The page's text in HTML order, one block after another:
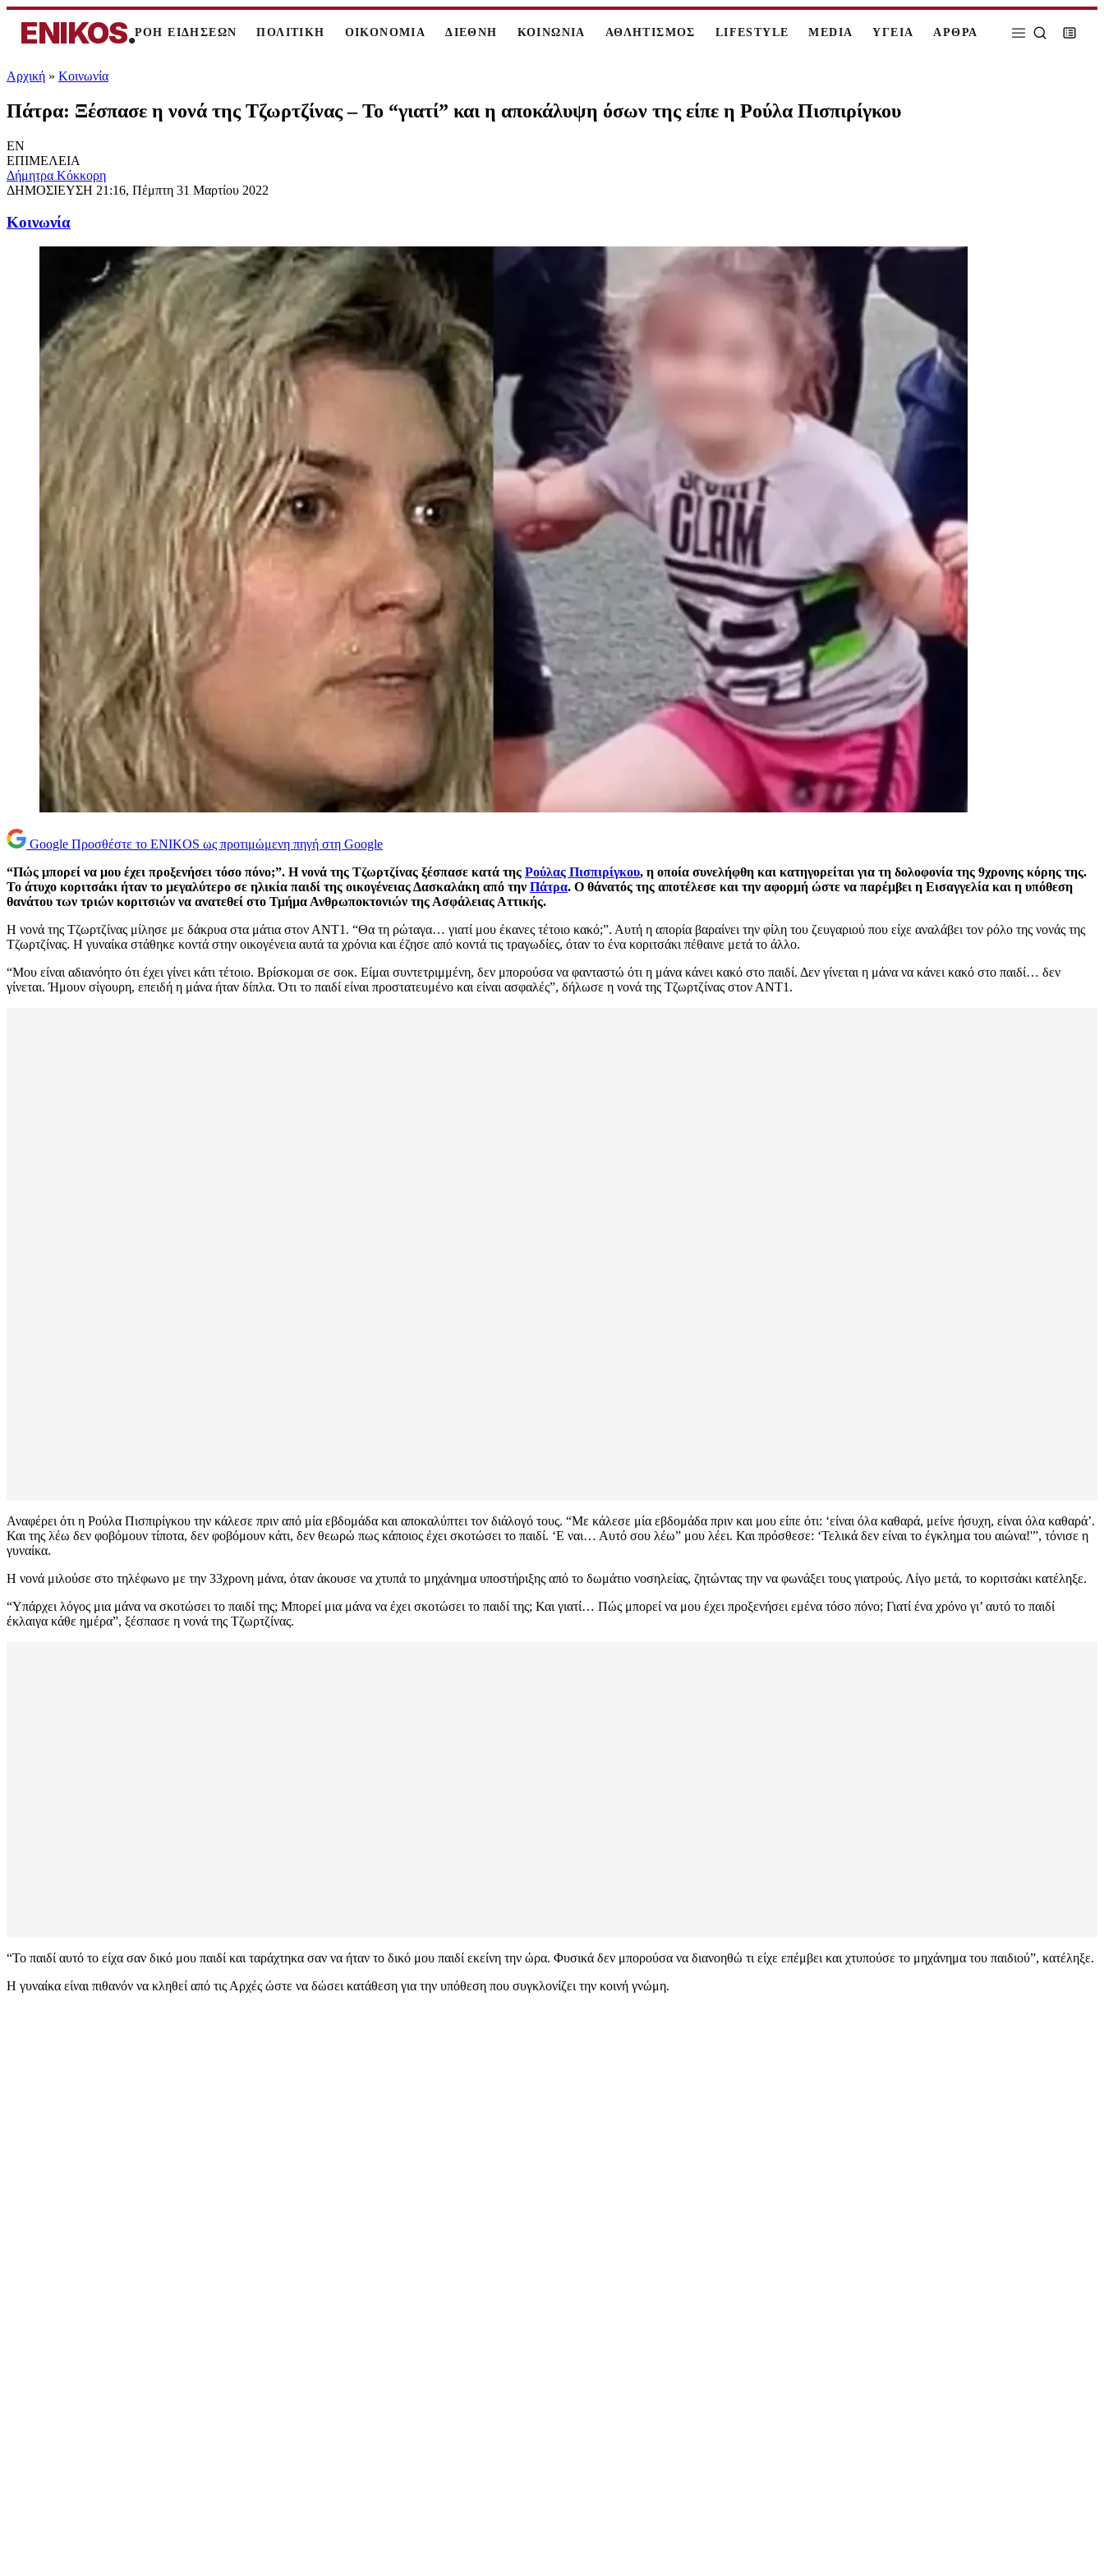
ENIKOS.ΡΟΗ ΕΙΔΗΣΕΩΝ ΠΟΛΙΤΙΚΗ ΟΙΚΟΝΟΜΙΑ ΔΙΕΘΝΗ ΚΟΙΝΩΝΙΑ ΑΘΛΗΤΙΣΜΟΣ LIFESTYLE MEDIA ΥΓΕΙΑ ΑΡΘΡΑ
Αρχική » Κοινωνία
Πάτρα: Ξέσπασε η νονά της Τζωρτζίνας – Το “γιατί” και η αποκάλυψη όσων της είπε η Ρούλα Πισπιρίγκου
EN
ΕΠΙΜΕΛΕΙΑ
Δήμητρα Κόκκορη
ΔΗΜΟΣΙΕΥΣΗ 21:16, Πέμπτη 31 Μαρτίου 2022
Κοινωνία
Google Προσθέστε το ENIKOS ως προτιμώμενη πηγή στη Google
“Πώς μπορεί να μου έχει προξενήσει τόσο πόνο;”. Η νονά της Τζωρτζίνας ξέσπασε κατά της Ρούλας Πισπιρίγκου, η οποία συνελήφθη και κατηγορείται για τη δολοφονία της 9χρονης κόρης της.
Το άτυχο κοριτσάκι ήταν το μεγαλύτερο σε ηλικία παιδί της οικογένειας Δασκαλάκη από την Πάτρα. Ο θάνατός της αποτέλεσε και την αφορμή ώστε να παρέμβει η Εισαγγελία και η υπόθεση
θανάτου των τριών κοριτσιών να ανατεθεί στο Τμήμα Ανθρωποκτονιών της Ασφάλειας Αττικής.
Η νονά της Τζωρτζίνας μίλησε με δάκρυα στα μάτια στον ΑΝΤ1. “Θα τη ρώταγα… γιατί μου έκανες τέτοιο κακό;”. Αυτή η απορία βαραίνει την φίλη του ζευγαριού που είχε αναλάβει τον ρόλο της νονάς της
Τζωρτζίνας. Η γυναίκα στάθηκε κοντά στην οικογένεια αυτά τα χρόνια και έζησε από κοντά τις τραγωδίες, όταν το ένα κοριτσάκι πέθαινε μετά το άλλο.
“Μου είναι αδιανόητο ότι έχει γίνει κάτι τέτοιο. Βρίσκομαι σε σοκ. Είμαι συντετριμμένη, δεν μπορούσα να φανταστώ ότι η μάνα κάνει κακό στο παιδί. Δεν γίνεται η μάνα να κάνει κακό στο παιδί… δεν
γίνεται. Ήμουν σίγουρη, επειδή η μάνα ήταν δίπλα. Ότι το παιδί είναι προστατευμένο και είναι ασφαλές”, δήλωσε η νονά της Τζωρτζίνας στον ΑΝΤ1.
Αναφέρει ότι η Ρούλα Πισπιρίγκου την κάλεσε πριν από μία εβδομάδα και αποκαλύπτει τον διάλογό τους. “Με κάλεσε μία εβδομάδα πριν και μου είπε ότι: ‘είναι όλα καθαρά, μείνε ήσυχη, είναι όλα καθαρά’.
Και της λέω δεν φοβόμουν τίποτα, δεν φοβόμουν κάτι, δεν θεωρώ πως κάποιος έχει σκοτώσει το παιδί. ‘Ε ναι… Αυτό σου λέω” μου λέει. Και πρόσθεσε: ‘Τελικά δεν είναι το έγκλημα του αιώνα!'”, τόνισε η
γυναίκα.
Η νονά μιλούσε στο τηλέφωνο με την 33χρονη μάνα, όταν άκουσε να χτυπά το μηχάνημα υποστήριξης από το δωμάτιο νοσηλείας, ζητώντας την να φωνάξει τους γιατρούς. Λίγο μετά, το κοριτσάκι κατέληξε.
“Υπάρχει λόγος μια μάνα να σκοτώσει το παιδί της; Μπορεί μια μάνα να έχει σκοτώσει το παιδί της; Και γιατί… Πώς μπορεί να μου έχει προξενήσει εμένα τόσο πόνο; Γιατί ένα χρόνο γι’ αυτό το παιδί
έκλαιγα κάθε ημέρα”, ξέσπασε η νονά της Τζωρτζίνας.
“Το παιδί αυτό το είχα σαν δικό μου παιδί και ταράχτηκα σαν να ήταν το δικό μου παιδί εκείνη την ώρα. Φυσικά δεν μπορούσα να διανοηθώ τι είχε επέμβει και χτυπούσε το μηχάνημα του παιδιού”, κατέληξε.
Η γυναίκα είναι πιθανόν να κληθεί από τις Αρχές ώστε να δώσει κατάθεση για την υπόθεση που συγκλονίζει την κοινή γνώμη.